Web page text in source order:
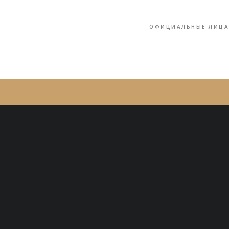
ОФИЦИАЛЬНЫЕ ЛИЦА